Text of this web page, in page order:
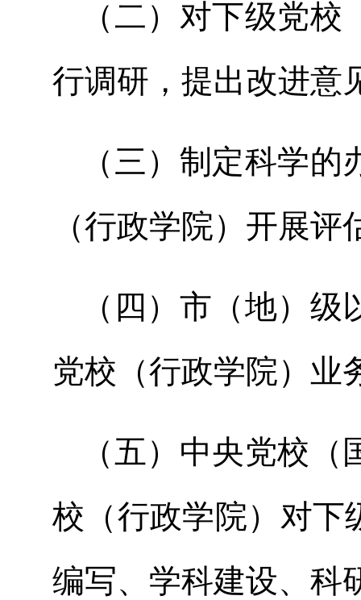
（二）对下级党
行调研，提出改进意
（三）制定科学
（行政学院）开展评
（四）市（地）
党校（行政学院）业
（五）中央党校
校（行政学院）对下
编写、学科建设、科